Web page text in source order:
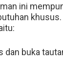
ini
dan buka